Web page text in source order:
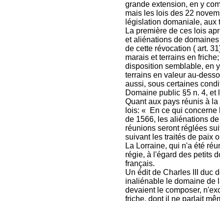
grande extension, en y
mais les lois des 22
législation domaniale, aux
La première de ces lois
et aliénations de
de cette révocation ( art.
marais et terrains en
disposition semblable, en
terrains en valeur au-
aussi, sous certaines
Domaine public §5 n. 4, et
Quant aux pays réunis à
lois: « En ce qui
de 1566, les aliénations
réunions seront réglées
suivant les traités de paix
La Lorraine, qui n'a été
régie, à l'égard des petits
français.
Un édit de Charles III duc
inaliénable le domaine de
devaient le composer,
friche, dont il ne parlait